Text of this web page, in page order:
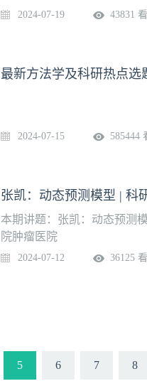
深入，全面解析临床研究全
2024-07-19 43831
最新方法学及科研热点选
2024-07-15 585444
张凯：动态预测模型 | 科
本期讲题：张凯：动态预测
院肿瘤医院
2024-07-12 36125
5 6 7 8